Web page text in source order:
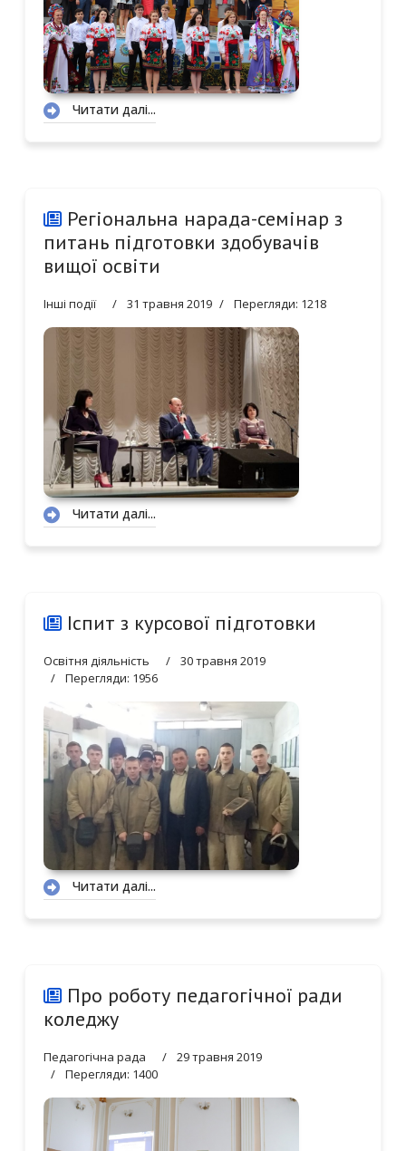
Читати далі...
Регіональна нарада-семінар з
питань підготовки здобувачів
вищої освіти
Інші події 31 травня 2019 Перегляди: 1218
Читати далі...
Іспит з курсової підготовки
Освітня діяльність
30 травня 2019
Перегляди: 1956
Читати далі...
Про роботу педагогічної ради
коледжу
Педагогічна рада
29 травня 2019
Перегляди: 1400